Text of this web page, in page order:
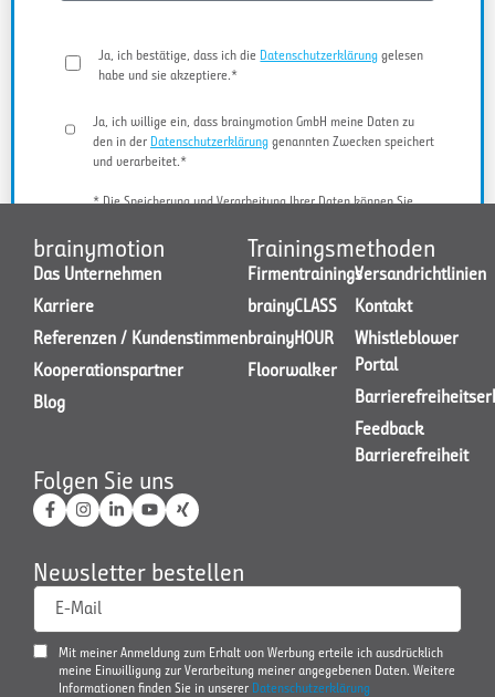
Ja, ich bestätige, dass ich die Datenschutzerklärung gelesen
habe und sie akzeptiere.*
Ja, ich willige ein, dass brainymotion GmbH meine Daten zu
den in der Datenschutzerklärung genannten Zwecken speichert
und verarbeitet.*
* Die Speicherung und Verarbeitung Ihrer Daten können Sie
JETZT KONTAKT AUFNEHMEN
brainymotion
Das Unternehmen
Karriere
Referenzen / Kundenstimmen
Kooperationspartner
Blog
Trainingsmethoden
Firmentrainings
brainyCLASS
brainyHOUR
Floorwalker
Versandrichtlinien
Kontakt
Whistleblower
Portal
Feedback
Barrierefreiheit
Folgen Sie uns
Newsletter bestellen
E-Mail
Mit meiner Anmeldung zum Erhalt von Werbung erteile ich ausdrücklich
meine Einwilligung zur Verarbeitung meiner angegebenen Daten. Weitere
Informationen finden Sie in unserer Datenschutzerklärung